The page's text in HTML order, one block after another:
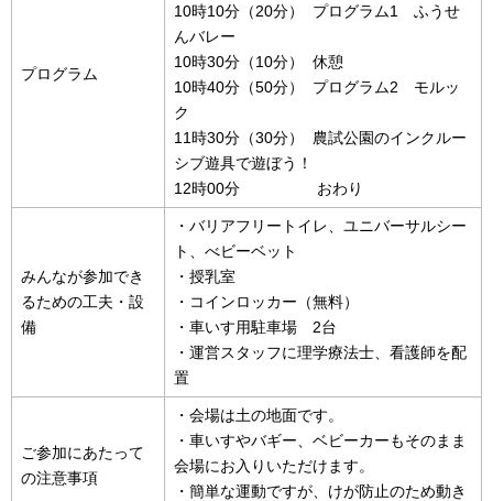
プログラム
10時10分（20分） プログラム1 ふうせ
んバレー
10時30分（10分） 休憩
10時40分（50分） プログラム2 モルッ
ク
11時30分（30分） 農試公園のインクルー
シブ遊具で遊ぼう！
12時00分 おわり
みんなが参加でき
るための工夫・設
備
・バリアフリートイレ、ユニバーサルシー
ト、べビーベット
・授乳室
・コインロッカー（無料）
・車いす用駐車場 2台
・運営スタッフに理学療法士、看護師を配
置
ご参加にあたって
の注意事項
・会場は土の地面です。
・車いすやバギー、ベビーカーもそのまま
会場にお入りいただけます。
・簡単な運動ですが、けが防止のため動き